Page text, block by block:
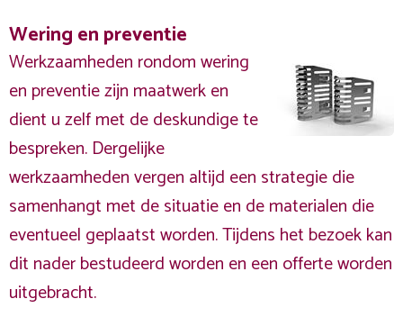
Wering en preventie
Werkzaamheden rondom wering
en preventie zijn maatwerk en
dient u zelf met de deskundige te
bespreken. Dergelijke
werkzaamheden vergen altijd een strategie die
samenhangt met de situatie en de materialen die
eventueel geplaatst worden. Tijdens het bezoek kan
dit nader bestudeerd worden en een offerte worden
uitgebracht.